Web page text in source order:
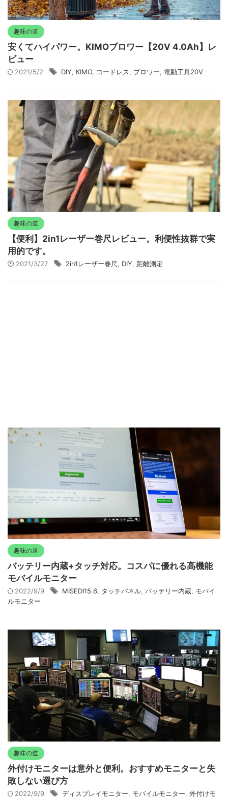
趣味の道
安くてハイパワー。KIMOブロワー【20V 4.0Ah】レ
ビュー
2021/5/2 DIY KIMO コードレス ブロワー 電動工具20V
趣味の道
【便利】2in1レーザー巻尺レビュー。利便性抜群で実
用的です。
2021/3/27 2in1レーザー巻尺 DIY 距離測定
趣味の道
バッテリー内蔵+タッチ対応。コスパに優れる高機能
モバイルモニター
2022/9/9 MISEDI15.6, タッチパネル, バッテリー内蔵, モバイ
ルモニター
趣味の道
外付けモニターは意外と便利。おすすめモニターと失
敗しない選び方
2022/9/9 ディスプレイモニター モバイルモニター 外付けモ